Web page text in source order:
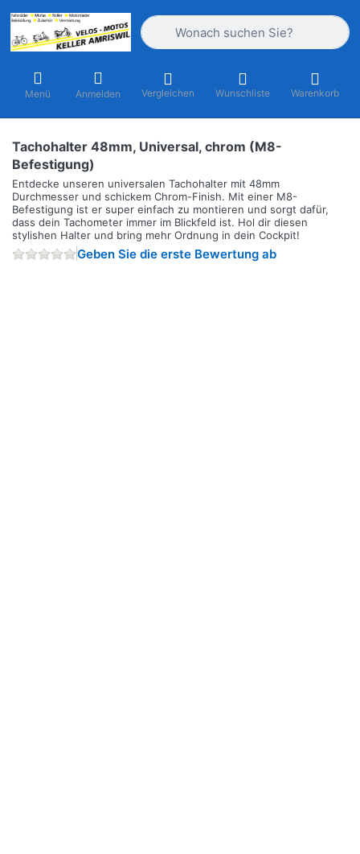
Geben Sie einen Suchbegriff ein.
Menü Anmelden Vergleichen Wunschliste Warenkorb
Tachohalter 48mm, Universal, chrom (M8-
Befestigung)
Entdecke unseren universalen Tachohalter mit 48mm
Durchmesser und schickem Chrom-Finish. Mit einer M8-
Befestigung ist er super einfach zu montieren und sorgt dafür,
dass dein Tachometer immer im Blickfeld ist. Hol dir diesen
stylishen Halter und bring mehr Ordnung in dein Cockpit!
Geben Sie die erste Bewertung ab